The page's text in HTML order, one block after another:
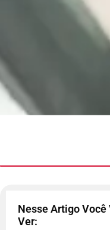
Nesse Artigo Você
Ver: